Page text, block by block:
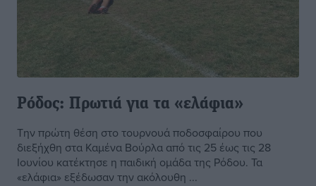
Ρόδος: Πρωτιά για τα «ελάφια»
Την πρώτη θέση στο τουρνουά ποδοσφαίρου που
διεξήχθη στα Καμένα Βούρλα από τις 25 έως τις 28
Ιουνίου κατέκτησε η παιδική ομάδα της Ρόδου. Τα
«ελάφια» εξέδωσαν την ακόλουθη ...